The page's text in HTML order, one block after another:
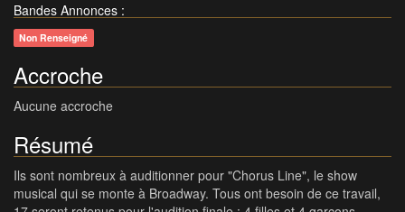
Bandes Annonces :
Non Renseigné
Accroche
Aucune accroche
Résumé
Ils sont nombreux à auditionner pour "Chorus Line", le show
musical qui se monte à Broadway. Tous ont besoin de ce travail,